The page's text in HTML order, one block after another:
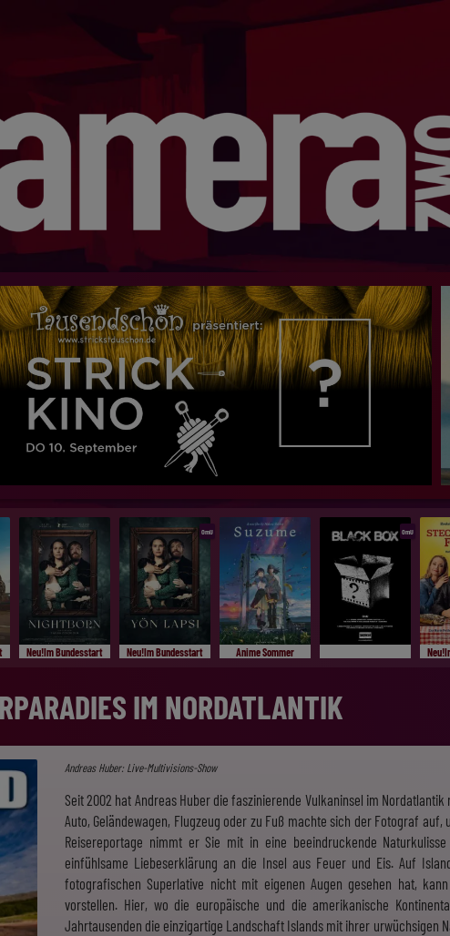
Neu!Im Bundesstart
OmU
Neu!Im Bundesstart Anime Sommer
OmU
IM NORDATLANTIK
Andreas Huber: Live-Multivisions-Show
Seit 2002 hat Andreas Huber die faszinierende Vulkaninsel im
Auto, Geländewagen, Flugzeug oder zu Fuß machte sich der Fotograf
Reisereportage nimmt er Sie mit in eine beeindruckende
einfühlsame Liebeserklärung an die Insel aus Feuer und Eis. Auf
fotografischen Superlative nicht mit eigenen Augen gesehen hat,
vorstellen. Hier, wo die europäische und die amerikanische
Jahrtausenden die einzigartige Landschaft Islands mit ihrer urwüchsigen